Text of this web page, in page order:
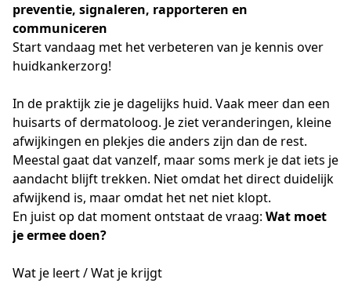
preventie, signaleren, rapporteren en
communiceren
Start vandaag met het verbeteren van je kennis over
huidkankerzorg!
In de praktijk zie je dagelijks huid. Vaak meer dan een
huisarts of dermatoloog. Je ziet veranderingen, kleine
afwijkingen en plekjes die anders zijn dan de rest.
Meestal gaat dat vanzelf, maar soms merk je dat iets je
aandacht blijft trekken. Niet omdat het direct duidelijk
afwijkend is, maar omdat het net niet klopt.
En juist op dat moment ontstaat de vraag: Wat moet
je ermee doen?
Wat je leert / Wat je krijgt